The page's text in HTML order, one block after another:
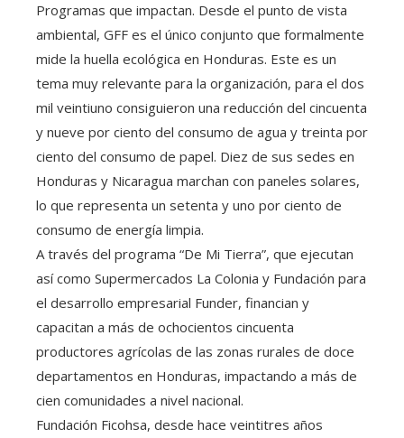
Programas que impactan. Desde el punto de vista
ambiental, GFF es el único conjunto que formalmente
mide la huella ecológica en Honduras. Este es un
tema muy relevante para la organización, para el dos
mil veintiuno consiguieron una reducción del cincuenta
y nueve por ciento del consumo de agua y treinta por
ciento del consumo de papel. Diez de sus sedes en
Honduras y Nicaragua marchan con paneles solares,
lo que representa un setenta y uno por ciento de
consumo de energía limpia.
A través del programa “De Mi Tierra”, que ejecutan
así como Supermercados La Colonia y Fundación para
el desarrollo empresarial Funder, financian y
capacitan a más de ochocientos cincuenta
productores agrícolas de las zonas rurales de doce
departamentos en Honduras, impactando a más de
cien comunidades a nivel nacional.
Fundación Ficohsa, desde hace veintitres años